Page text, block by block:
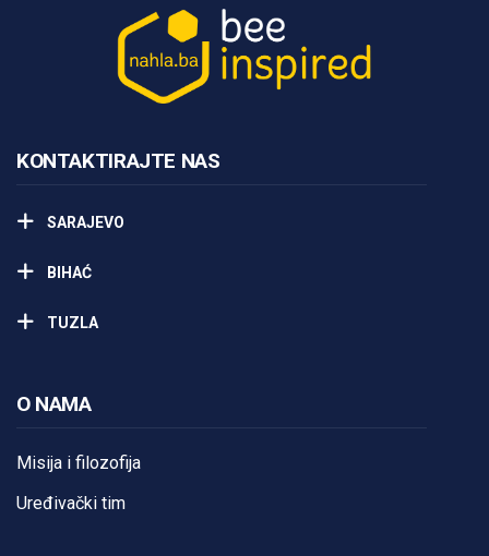
KONTAKTIRAJTE NAS
SARAJEVO
BIHAĆ
TUZLA
O NAMA
Misija i filozofija
Uređivački tim